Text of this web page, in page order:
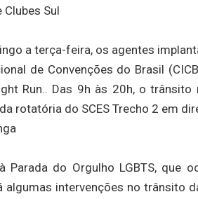
Clubes Sul
a terça-feira, os agentes
de Convenções do Brasil
Run.. Das 9h às 20h, o
rotatória do SCES Trecho 2 em
Parada do Orgulho LGBTS, que
algumas intervenções no trânsito